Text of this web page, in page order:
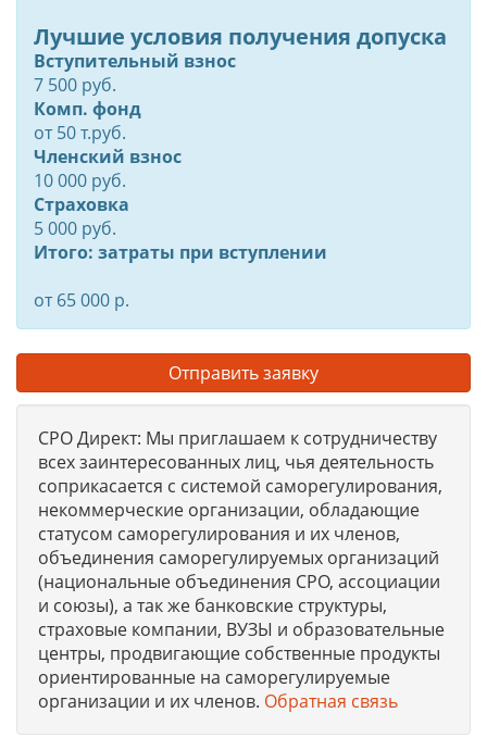
Лучшие условия получения допуска
Вступительный взнос
7 500 руб.
Комп. фонд
от50т.руб.
Членский взнос
10 000 руб.
Страховка
5 000 руб.
Итого: затраты при вступлении
от 65 000 р.
Отправить заявку
СРО Директ: Мы приглашаем к сотрудничеству
всех заинтересованных лиц, чья деятельность
соприкасается с системой саморегулирования,
некоммерческие организации, обладающие
статусом саморегулирования и их членов,
объединения саморегулируемых организаций
(национальные объединения СРО, ассоциации
и союзы), а так же банковские структуры,
страховые компании, ВУЗЫ и образовательные
центры, продвигающие собственные продукты
ориентированные на саморегулируемые
организации и их членов. Обратная связь